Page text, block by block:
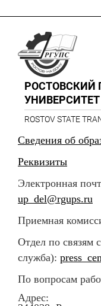
РОСТОВСКИЙ
ROSTOV STATE
Сведения об
Реквизиты
Электронная
up_del@rgups.ru
Приемная
Отдел по связям
служба):
По вопросам
Адрес: